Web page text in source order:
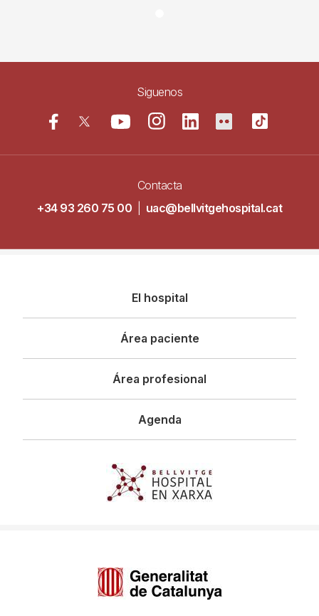
Siguenos
Contacta
+34 93 260 75 00
uac@bellvitgehospital.cat
principal
El hospital
Área paciente
Área profesional
Agenda